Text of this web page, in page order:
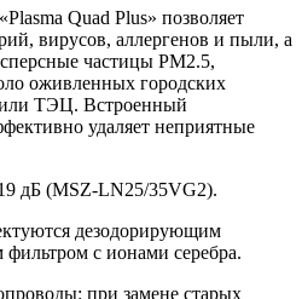
Quad Plus» позволяет
вирусов, аллергенов и пыли, а
частицы PM2.5,
оживленных городских
или ТЭЦ. Встроенный
удаляет неприятные
дБ (MSZ-LN25/35VG2).
дезодорирующим
с ионами серебра.
при замене старых